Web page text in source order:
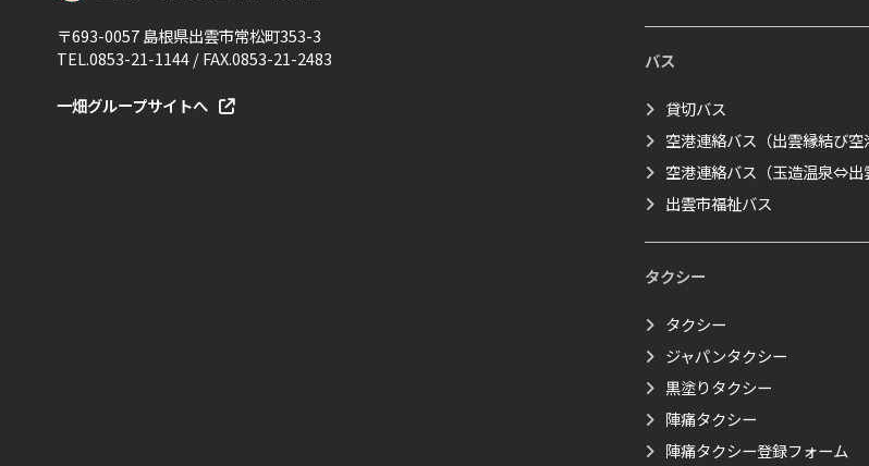
〒693-0057 島根県出雲市常松町353-3
TEL.0853-21-1144 / FAX.0853-21-2483
一畑グループサイトへ
バス
貸切バス
空港連絡バス（出雲縁結び空
空港連絡バス（玉造温泉⇔出
出雲市福祉バス
タクシー
タクシー
ジャパンタクシー
黒塗りタクシー
陣痛タクシー
陣痛タクシー登録フォーム